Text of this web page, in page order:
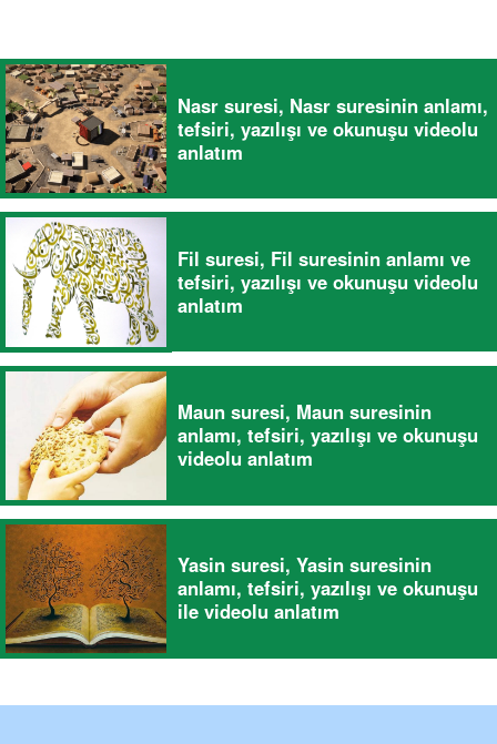
Nasr suresi, Nasr suresinin anlamı,
tefsiri, yazılışı ve okunuşu videolu
anlatım
Fil suresi, Fil suresinin anlamı ve
tefsiri, yazılışı ve okunuşu videolu
anlatım
Maun suresi, Maun suresinin
anlamı, tefsiri, yazılışı ve okunuşu
videolu anlatım
Yasin suresi, Yasin suresinin
anlamı, tefsiri, yazılışı ve okunuşu
ile videolu anlatım